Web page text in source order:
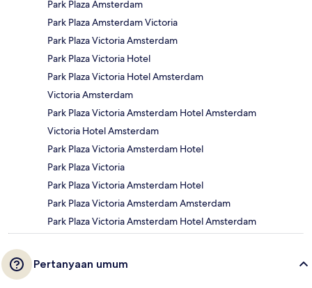
Park Plaza Amsterdam
Park Plaza Amsterdam Victoria
Park Plaza Victoria Amsterdam
Park Plaza Victoria Hotel
Park Plaza Victoria Hotel Amsterdam
Victoria Amsterdam
Park Plaza Victoria Amsterdam Hotel Amsterdam
Victoria Hotel Amsterdam
Park Plaza Victoria Amsterdam Hotel
Park Plaza Victoria
Park Plaza Victoria Amsterdam Hotel
Park Plaza Victoria Amsterdam Amsterdam
Park Plaza Victoria Amsterdam Hotel Amsterdam
Pertanyaan umum